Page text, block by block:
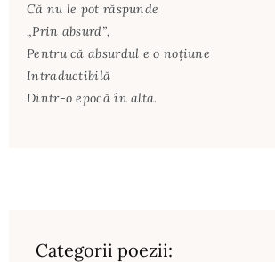
Că nu le pot răspunde
„Prin absurd”,
Pentru că absurdul e o noţiune
Intraductibilă
Dintr-o epocă în alta.
Categorii poezii: